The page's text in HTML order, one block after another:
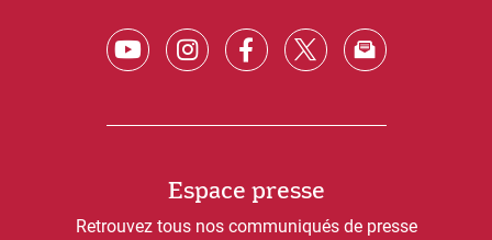
Espace presse
Retrouvez tous nos communiqués de presse